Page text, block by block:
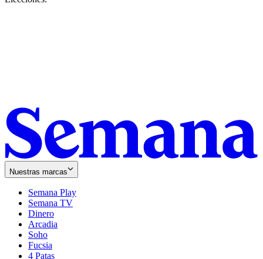
Nuestras marcas
Semana Play
Semana TV
Dinero
Arcadia
Soho
in
new
Fucsia
in
4 Patas